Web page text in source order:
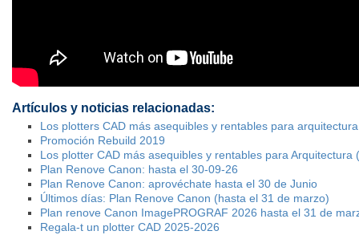
Artículos y noticias relacionadas:
Los plotters CAD más asequibles y rentables para
Promoción Rebuild 2019
Los plotter CAD más asequibles y rentables para Arquitectura
Plan Renove Canon: hasta el 30-09-26
Plan Renove Canon: aprovéchate hasta el 30 de Junio
Últimos días: Plan Renove Canon (hasta el 31 de marzo)
Plan renove Canon ImagePROGRAF 2026 hasta el 31 de
Regala-t un plotter CAD 2025-2026